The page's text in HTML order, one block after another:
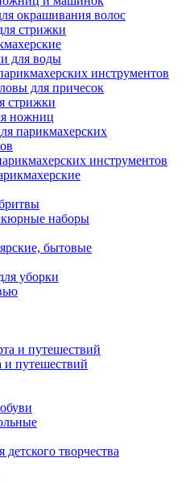
окрашивания волос
стрижки
для воды
инструментов
для причесок
стрижки
ножниц
парикмахерских
инструментов
наборы
бытовые
уборки
и путешествий
творчества